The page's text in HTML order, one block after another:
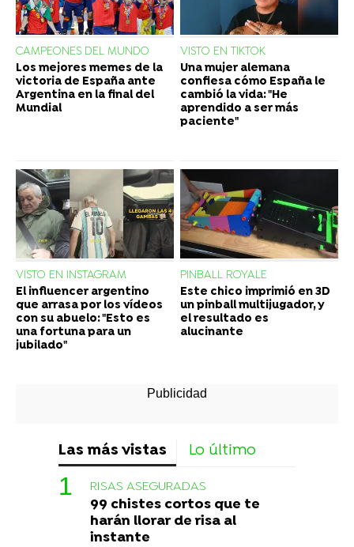
CAMPEONES DEL MUNDO
Los mejores memes de la
victoria de España ante
Argentina en la final del
Mundial
VISTO EN TIKTOK
Una mujer alemana
confiesa cómo España le
cambió la vida: "He
aprendido a ser más
paciente"
VISTO EN INSTAGRAM
El influencer argentino
que arrasa por los vídeos
con su abuelo: "Esto es
una fortuna para un
jubilado"
PINBALL ROYALE
Este chico imprimió en 3D
un pinball multijugador, y
el resultado es
alucinante
Las más vistas Lo último
RISAS ASEGURADAS
99 chistes cortos que te
harán llorar de risa al
instante